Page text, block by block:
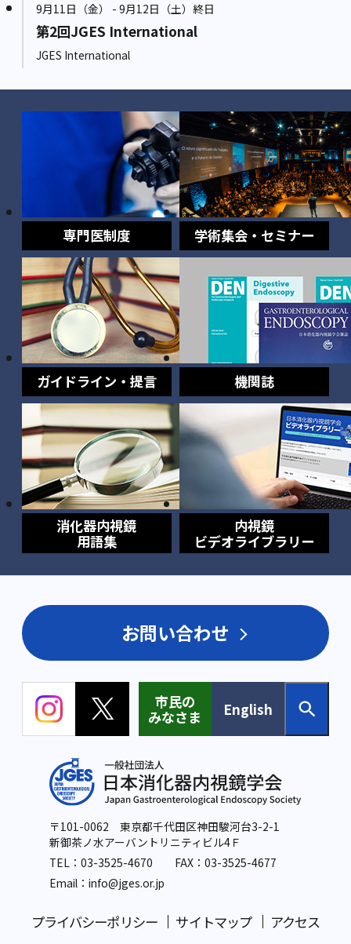
9月11日（金） - 9月12日（土）終日
第2回JGES International
JGES International
専門医制度 学術集会・セミナー
ガイドライン・提言 機関誌
消化器内視鏡
用語集
内視鏡
ビデオライブラリー
お問い合わせ
市民の
みなさま
English
〒101-0062 東京都千代田区神田駿河台3-2-1
新御茶ノ水アーバントリニティビル4Ｆ
TEL：03-3525-4670 FAX：03-3525-4677
Email：info@jges.or.jp
プライバシーポリシー サイトマップ アクセス